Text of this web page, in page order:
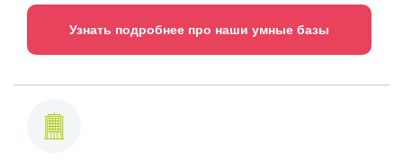
Узнать подробнее про наши умные базы